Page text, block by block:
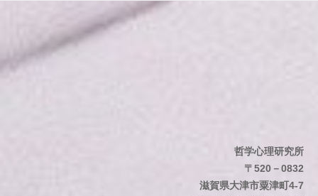
哲学心理研究所
〒520－0832
滋賀県大津市粟津町4-7